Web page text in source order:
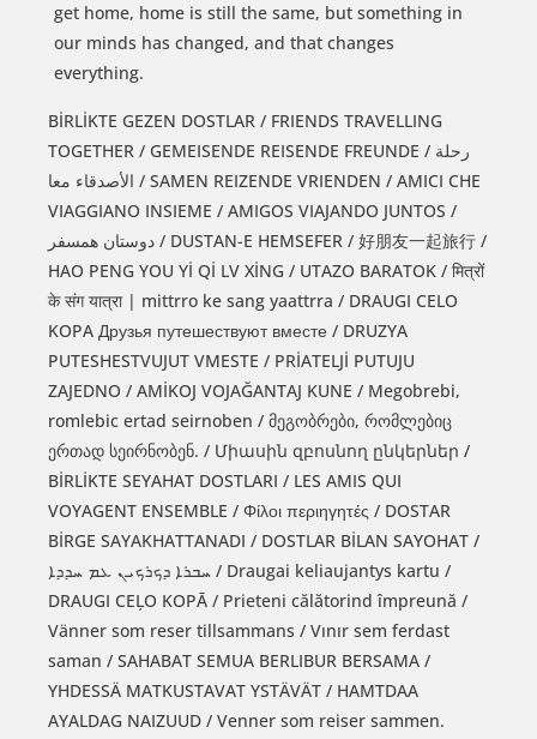
get home, home is still the same, but something in
our minds has changed, and that changes
everything.
BİRLİKTE GEZEN DOSTLAR / FRIENDS TRAVELLING
TOGETHER / GEMEISENDE REISENDE FREUNDE / رحلة
الأصدقاء معا / SAMEN REIZENDE VRIENDEN / AMICI CHE
VIAGGIANO INSIEME / AMIGOS VIAJANDO JUNTOS /
دوستان همسفر / DUSTAN-E HEMSEFER / 好朋友一起旅行 /
HAO PENG YOU Yİ Qİ LV XİNG / UTAZO BARATOK / मित्रों
के संग यात्रा | mittrro ke sang yaattrra / DRAUGI CELO
KOPA Друзья путешествуют вместе / DRUZYA
PUTESHESTVUJUT VMESTE / PRİATELJİ PUTUJU
ZAJEDNO / AMİKOJ VOJAĞANTAJ KUNE / Megobrebi,
romlebic ertad seirnoben / მეგობრები, რომლებიც
ერთად სეირნობენ. / Միասին զբոսնող ընկերներ /
BİRLİKTE SEYAHAT DOSTLARI / LES AMIS QUI
VOYAGENT ENSEMBLE / Φίλοι περιηγητές / DOSTAR
BİRGE SAYAKHATTANADI / DOSTLAR BİLAN SAYOHAT /
ܚܒܪܐ ܕܟܪܟܝܢ ܥܡ ܚܕܕܐ / Draugai keliaujantys kartu /
DRAUGI CEĻO KOPĀ / Prieteni călătorind împreună /
Vänner som reser tillsammans / Vınır sem ferdast
saman / SAHABAT SEMUA BERLIBUR BERSAMA /
YHDESSÄ MATKUSTAVAT YSTÄVÄT / HAMTDAA
AYALDAG NAIZUUD / Venner som reiser sammen.